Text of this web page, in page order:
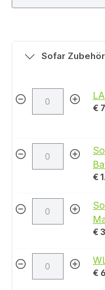
Sofar Zubehör
€
€
€
€